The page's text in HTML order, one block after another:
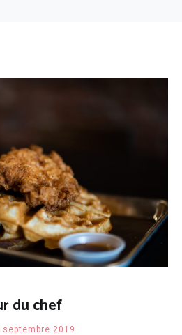
du chef
septembre 2019